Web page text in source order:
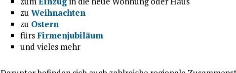
zuWeihnachten
zu Ostern
fürsFirmenjubiläum
und vieles mehr